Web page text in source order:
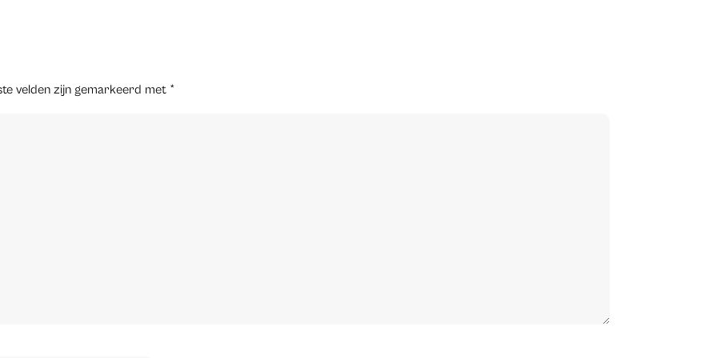
velden zijn gemarkeerd met *